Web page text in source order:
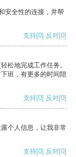
安全性的连接，并帮
支持[0] 反对[0]
松地完成工作任务。
班，有更多的时间陪
支持[0] 反对[0]
个人信息，让我非常
支持[0] 反对[0]